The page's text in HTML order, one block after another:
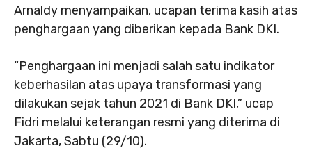
Arnaldy menyampaikan, ucapan terima kasih atas
penghargaan yang diberikan kepada Bank DKI.
“Penghargaan ini menjadi salah satu indikator
keberhasilan atas upaya transformasi yang
dilakukan sejak tahun 2021 di Bank DKI,” ucap
Fidri melalui keterangan resmi yang diterima di
Jakarta, Sabtu (29/10).